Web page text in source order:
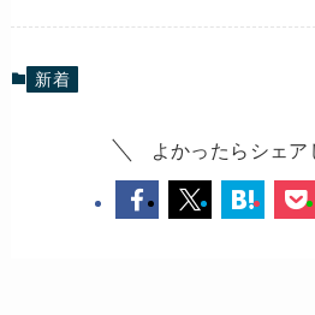
新着
よかったらシェア